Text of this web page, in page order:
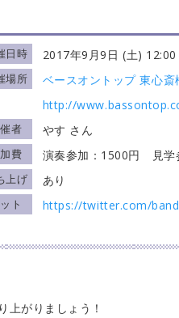
日時 2017年9月9日 (土) 12:00
場所 ベースオントップ 東心
http://
者 やす さん
費 演奏参加：1500円 見学
上げ あり
ト
https://twitter.com/
上がりましょう！